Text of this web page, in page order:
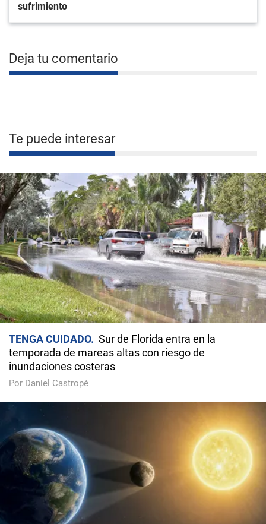
sufrimiento
Deja tu comentario
Te puede interesar
TENGA CUIDADO
Sur de Florida entra en la
temporada de mareas altas con riesgo de
inundaciones costeras
Por Daniel Castropé